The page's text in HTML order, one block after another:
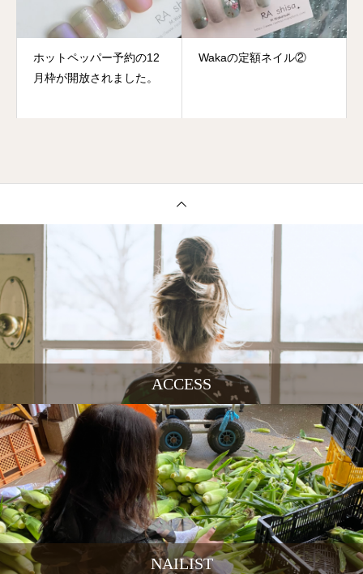
ホットペッパー予約の12
月枠が開放されました。
Wakaの定額ネイル②
ACCESS
NAILIST